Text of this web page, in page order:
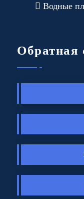
Водные
Обратная